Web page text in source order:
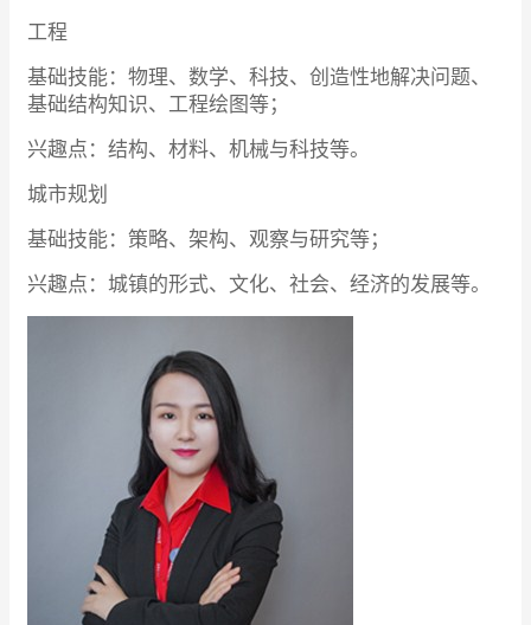
工程
基础技能：物理、数学、科技、创造性地解决问题、
基础结构知识、工程绘图等；
兴趣点：结构、材料、机械与科技等。
城市规划
基础技能：策略、架构、观察与研究等；
兴趣点：城镇的形式、文化、社会、经济的发展等。